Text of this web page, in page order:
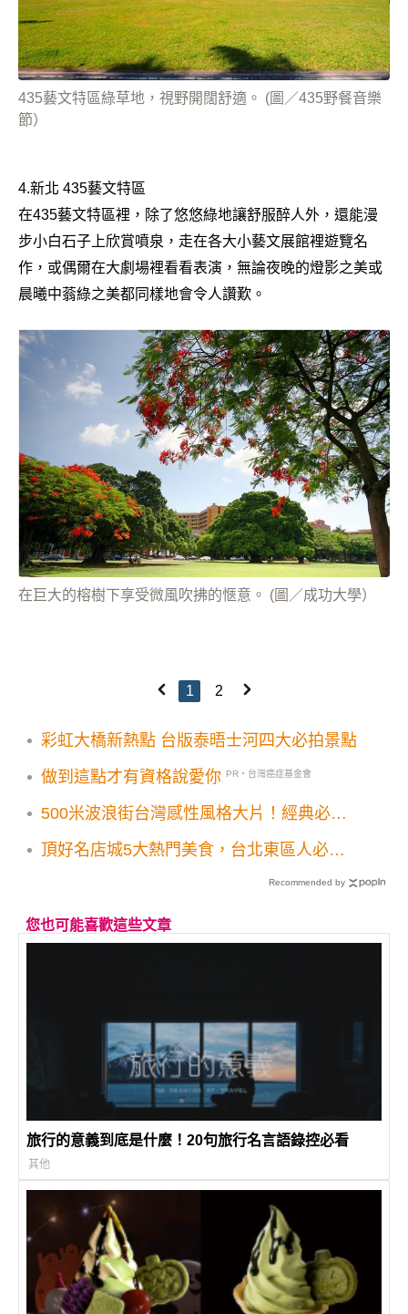
435藝文特區綠草地，視野開闊舒適。 (圖／435野餐音樂
節）
4.新北 435藝文特區
在435藝文特區裡，除了悠悠綠地讓舒服醉人外，還能漫
步小白石子上欣賞噴泉，走在各大小藝文展館裡遊覽名
作，或偶爾在大劇場裡看看表演，無論夜晚的燈影之美或
晨曦中蓊綠之美都同樣地會令人讚歎。
在巨大的榕樹下享受微風吹拂的愜意。 (圖／成功大學）
1 2
彩虹大橋新熱點 台版泰晤士河四大必拍景點
做到這點才有資格說愛你 PR・台灣癌症基金會
500米波浪街台灣感性風格大片！經典必訪
頂好名店城5大熱門美食，台北東區人必吃
Recommended by
您也可能喜歡這些文章
旅行的意義到底是什麼！20句旅行名言語錄控必看
其他